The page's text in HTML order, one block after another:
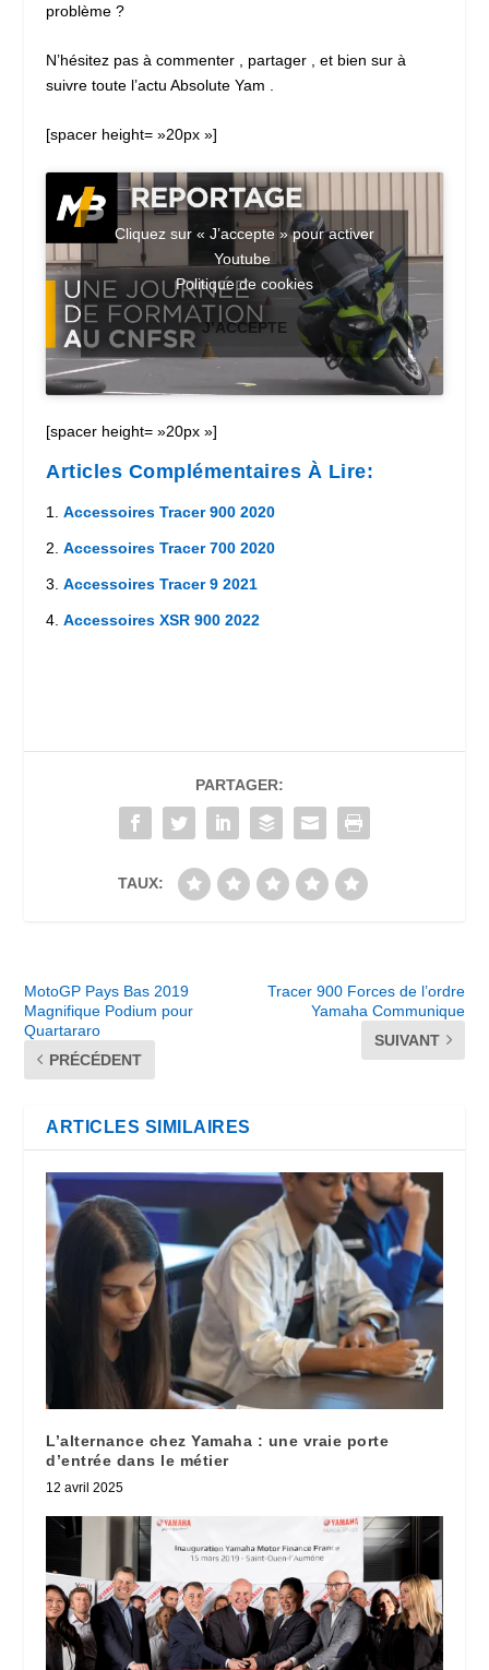
problème ?
N’hésitez pas à commenter , partager , et bien sur à
suivre toute l’actu Absolute Yam .
[spacer height= »20px »]
Cliquez sur « J’accepte » pour activer
Youtube
Politique de cookies
J’ACCEPTE
[spacer height= »20px »]
Articles Complémentaires À Lire:
Accessoires Tracer 900 2020
Accessoires Tracer 700 2020
Accessoires Tracer 9 2021
Accessoires XSR 900 2022
PARTAGER:
TAUX:
MotoGP Pays Bas 2019
Magnifique Podium pour
Quartararo
PRÉCÉDENT
Tracer 900 Forces de l’ordre
Yamaha Communique
SUIVANT
ARTICLES SIMILAIRES
L’alternance chez Yamaha : une vraie porte
d’entrée dans le métier
12 avril 2025